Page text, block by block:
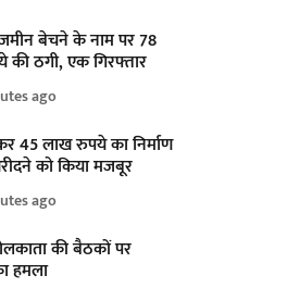
बेचने के नाम पर 78
ठगी, एक गिरफ्तार
ago
45 लाख रुपये का निर्माण
को किया मजबूर
ago
की बैठकों पर
हमला